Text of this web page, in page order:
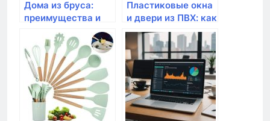
Дома из бруса:
преимущества и
недостатки
Пластиковые окна
и двери из ПВХ: как
выбрать лучшее
решение для
вашего дома